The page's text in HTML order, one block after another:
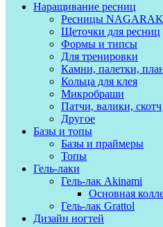
Наращивание ресниц
Ресницы
Щеточки для ресниц
Формы и типсы
Для тренировки
Камни, палетки,
Кольца для клея
Микробраши
Патчи, валики, скотч
Другое
Базы и топы
Базы и праймеры
Топы
Гель-лаки
Гель-лак Akinami
Основная
Гель-лак Grattol
Дизайн ногтей